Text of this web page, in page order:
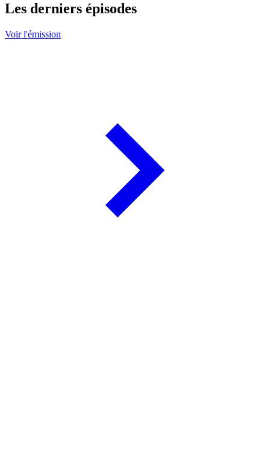
Les derniers épisodes
Voir l'émission